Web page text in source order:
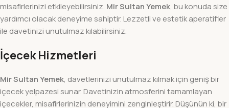
misafirlerinizi etkileyebilirsiniz. Mir Sultan Yemek, bu konuda size
yardımcı olacak deneyime sahiptir. Lezzetli ve estetik aperatifler
ile davetinizi unutulmaz kılabilirsiniz.
İçecek Hizmetleri
Mir Sultan Yemek, davetlerinizi unutulmaz kılmak için geniş bir
içecek yelpazesi sunar. Davetinizin atmosferini tamamlayan
içecekler, misafirlerinizin deneyimini zenginleştirir. Düşünün ki, bir